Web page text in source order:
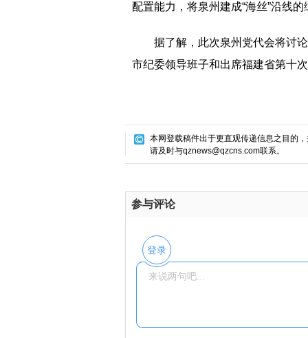
配置能力，将泉州建成“海丝”沿线
据了解，此次泉州党代会将讨
市纪委领导班子和出席福建省第十
本网登载稿件出于更直观传递信息之目的
请及时与qznews@qzcns.com联系。
参与评论
登录